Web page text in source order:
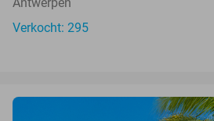
Verkocht: 295